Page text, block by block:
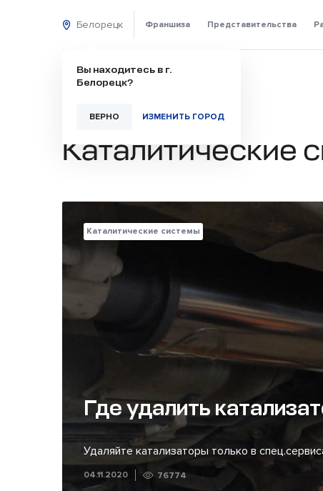
Белорецк
Вы находитесь в г.
Белорецк?
ВЕРНО ИЗМЕНИТЬ ГОРОД
Франшиза Представительства
Каталитические
Каталитические системы
Где удалить
Удаляйте катализаторы только в
04.11.2020 76774